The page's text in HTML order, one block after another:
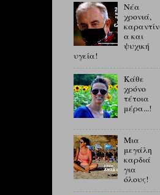
Νέα
χρονιά,
καραντίν
α και
ψυχική
υγεία!
Κάθε
χρόνο
τέτοια
μέρα...!
Μια
μεγάλη
καρδιά
για
όλους!